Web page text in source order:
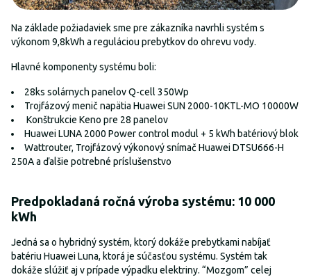
Na základe požiadaviek sme pre zákazníka navrhli systém s
výkonom 9,8kWh a reguláciou prebytkov do ohrevu vody.
Hlavné komponenty systému boli:
28ks solárnych panelov Q-cell 350Wp
Trojfázový menič napätia Huawei SUN 2000-10KTL-MO 10000W
Konštrukcie Keno pre 28 panelov
Huawei LUNA 2000 Power control modul + 5 kWh batériový blok
Wattrouter, Trojfázový výkonový snímač Huawei DTSU666-H
250A a ďalšie potrebné príslušenstvo
Predpokladaná ročná výroba systému: 10 000
kWh
Jedná sa o hybridný systém, ktorý dokáže prebytkami nabíjať
batériu Huawei Luna, ktorá je súčasťou systému. Systém tak
dokáže slúžiť aj v prípade výpadku elektriny. “Mozgom” celej